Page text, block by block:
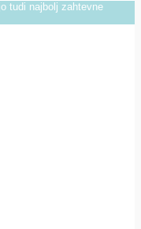
tudi najbolj zahtevne